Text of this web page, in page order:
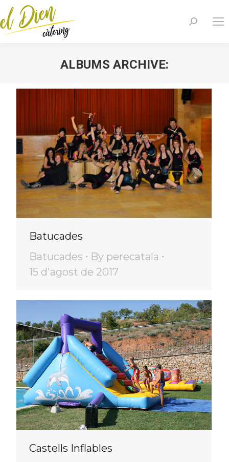
Search:
ALBUMS ARCHIVE:
Batucades
Batucades
By perecatala
15 d'agost de 2017
Castells Inflables